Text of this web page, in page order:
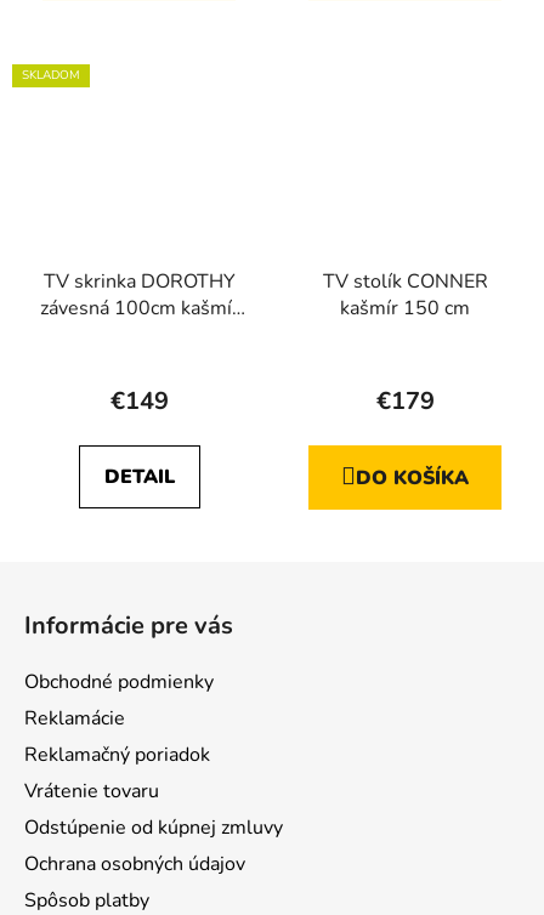
SKLADOM
TV skrinka DOROTHY
závesná 100cm kašmír
hodnotenie
je
5,0
€149
DETAIL
TV stolík CONNER
kašmír 150 cm
€179
DO KOŠÍKA
Informácie pre vás
Obchodné podmienky
Reklamácie
Reklamačný poriadok
Vrátenie tovaru
Odstúpenie od kúpnej zmluvy
Ochrana osobných údajov
Spôsob platby